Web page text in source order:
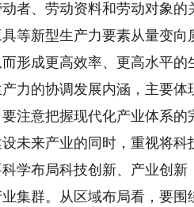
者、劳动资料和劳动对象
等新型生产力要素从量变
形成更高效率、更高水平的
的协调发展内涵，主要体
注意把握现代化产业体系
未来产业的同时，重视将
学布局科技创新、产业创
集群。从区域布局看，要围